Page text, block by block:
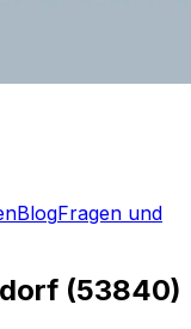
BlogFragen und
(53840)